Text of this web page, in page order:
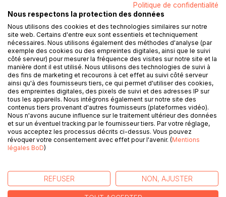
Cet ouvrage vous propose de découvrir des méthodes et
remèdes naturels, simples, rapides et efficaces afin de
vous permettre de gérer et de surmonter votre stress pour
une meilleure qualité de vie.
Sommaire :
Qu'est-ce que le stress ?
Causes, manifestations et phases du stress
Effets sur la santé
Quand et qui consulter ?
Identifier la source de son stress
Techniques et remèdes naturels contre le stress
1 EXPRIMEZ VOTRE STRESS
3. GÉREZ VOTRE TEMPS
4. DÉCOMPRESSEZ !
Politique de confidentialité
Nous respectons la protection des données
Nous utilisons des cookies et des technologies similaires sur notre
site web. Certains d'entre eux sont essentiels et techniquement
nécessaires. Nous utilisons également des méthodes d'analyse (par
exemple des cookies ou des empreintes digitales, ainsi que le suivi
côté serveur) pour mesurer la fréquence des visites sur notre site et la
manière dont il est utilisé. Nous utilisons des technologies de suivi à
des fins de marketing et recourons à cet effet au suivi côté serveur
ainsi qu'à des fournisseurs tiers, ce qui permet d'utiliser des cookies,
des empreintes digitales, des pixels de suivi et des adresses IP sur
tous les appareils. Nous intégrons également sur notre site des
contenus tiers provenant d'autres fournisseurs (plateformes vidéo).
Nous n'avons aucune influence sur le traitement ultérieur des données
et sur un éventuel tracking par le fournisseur tiers. Par votre réglage,
vous acceptez les processus décrits ci-dessus. Vous pouvez
révoquer votre consentement avec effet pour l'avenir. (Mentions
légales BoD)
REFUSER NON, AJUSTER